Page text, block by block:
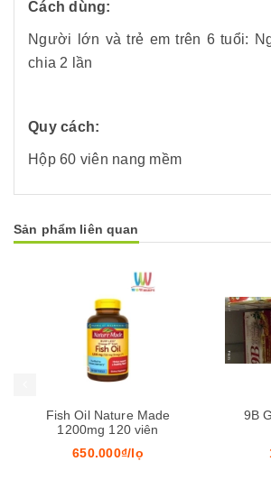
Cách dùng:
Người lớn và trẻ em trên 6 tuổi:
chia 2 lần
Quy cách:
Hộp 60 viên nang mềm
Sản phẩm liên quan
Fish Oil Nature Made
1200mg 120 viên
650.000₫/lọ
9B
Mua hàng